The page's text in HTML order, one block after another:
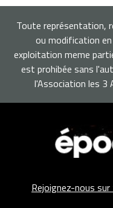
Toute représentation,
ou modification
exploitation meme
est prohibée sans
l'Association les 3
Rejoignez-nous